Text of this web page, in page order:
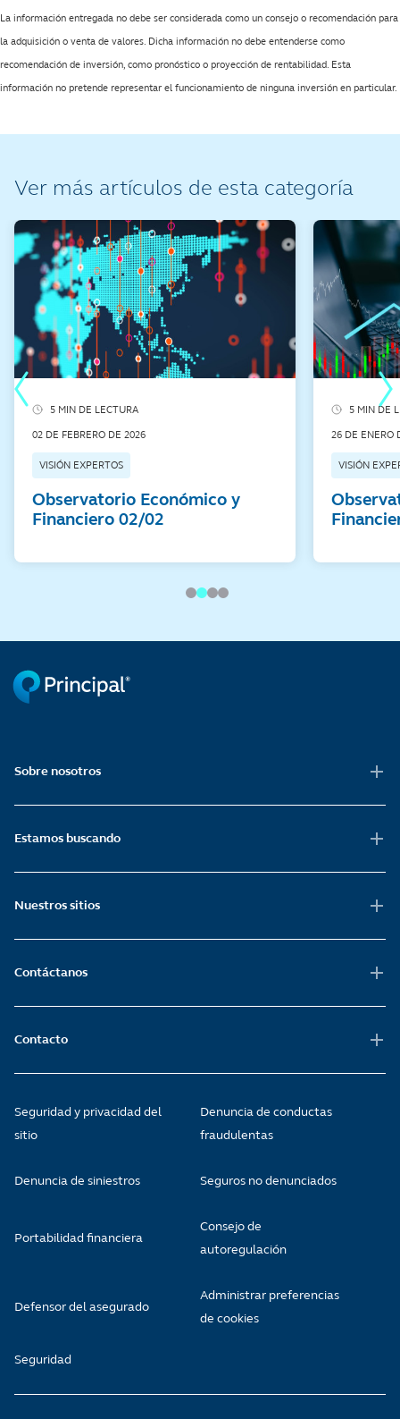
Ver más artículos de esta categoría
5 MIN DE LECTURA
02 DE FEBRERO DE 2026
VISIÓN EXPERTOS
Observatorio Económico y
Financiero 02/02
5 MIN DE
26 DE ENERO
VISIÓN
Sobre nosotros
Estamos buscando
Nuestros sitios
Contáctanos
Contacto
Seguridad y privacidad del
sitio
Denuncia de conductas
fraudulentas
Denuncia de siniestros Seguros no denunciados
Portabilidad financiera
Consejo de
autoregulación
Defensor del asegurado
Administrar preferencias
de cookies
Seguridad